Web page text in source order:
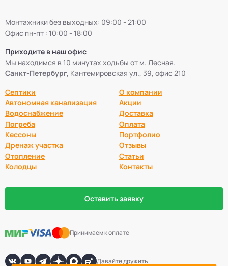
Монтажники без выходных: 09:00 - 21:00
Офис пн-пт : 10:00 - 18:00
Приходите в наш офис
Мы находимся в 10 минутах ходьбы от м. Лесная.
Санкт-Петербург, Кантемировская ул., 39, офис 210
Септики
Автономная канализация
Водоснабжение
Погреба
Кессоны
Дренаж участка
Отопление
Колодцы
О компании
Акции
Доставка
Оплата
Портфолио
Отзывы
Статьи
Контакты
Оставить заявку
Принимаем к оплате
Давайте дружить